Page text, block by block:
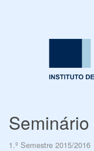
1.º Semestre 2015/2016